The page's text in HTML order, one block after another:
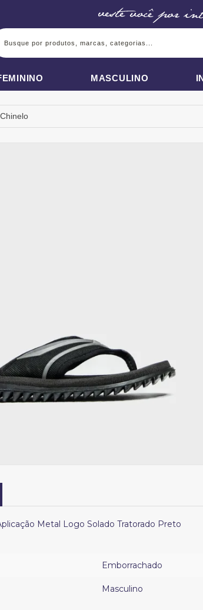
MASCULINO
Chinelo
Metal Logo Solado Tratorado Preto
Emborrachado
Masculino